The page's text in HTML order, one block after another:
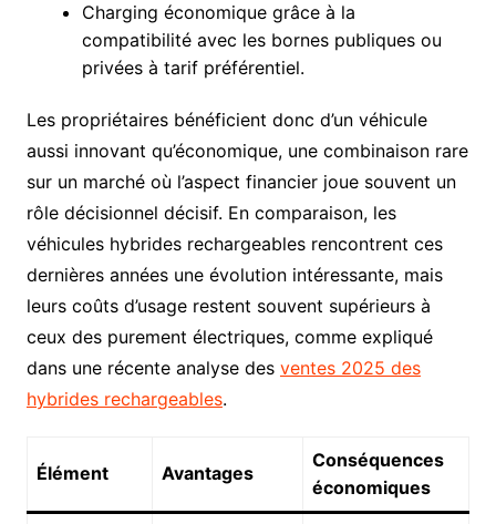
Charging économique grâce à la
compatibilité avec les bornes publiques ou
privées à tarif préférentiel.
Les propriétaires bénéficient donc d’un véhicule
aussi innovant qu’économique, une combinaison rare
sur un marché où l’aspect financier joue souvent un
rôle décisionnel décisif. En comparaison, les
véhicules hybrides rechargeables rencontrent ces
dernières années une évolution intéressante, mais
leurs coûts d’usage restent souvent supérieurs à
ceux des purement électriques, comme expliqué
dans une récente analyse des ventes 2025 des
hybrides rechargeables.
Élément Avantages
Conséquences
économiques